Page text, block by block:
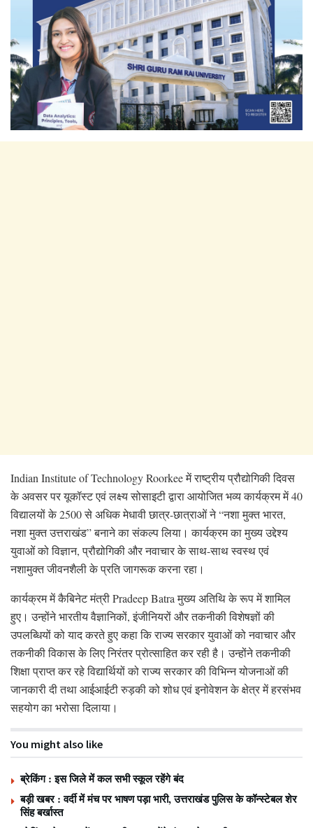
Indian Institute of Technology Roorkee में राष्ट्रीय प्रौद्योगिकी दिवस
के अवसर पर यूकॉस्ट एवं लक्ष्य सोसाइटी द्वारा आयोजित भव्य कार्यक्रम में 40
विद्यालयों के 2500 से अधिक मेधावी छात्र-छात्राओं ने “नशा मुक्त भारत,
नशा मुक्त उत्तराखंड” बनाने का संकल्प लिया। कार्यक्रम का मुख्य उद्देश्य
युवाओं को विज्ञान, प्रौद्योगिकी और नवाचार के साथ-साथ स्वस्थ एवं
नशामुक्त जीवनशैली के प्रति जागरूक करना रहा।
कार्यक्रम में कैबिनेट मंत्री Pradeep Batra मुख्य अतिथि के रूप में शामिल
हुए। उन्होंने भारतीय वैज्ञानिकों, इंजीनियरों और तकनीकी विशेषज्ञों की
उपलब्धियों को याद करते हुए कहा कि राज्य सरकार युवाओं को नवाचार और
तकनीकी विकास के लिए निरंतर प्रोत्साहित कर रही है। उन्होंने तकनीकी
शिक्षा प्राप्त कर रहे विद्यार्थियों को राज्य सरकार की विभिन्न योजनाओं की
जानकारी दी तथा आईआईटी रुड़की को शोध एवं इनोवेशन के क्षेत्र में हरसंभव
सहयोग का भरोसा दिलाया।
You might also like
ब्रेकिंग : इस जिले में कल सभी स्कूल रहेंगे बंद
बड़ी खबर : वर्दी में मंच पर भाषण पड़ा भारी, उत्तराखंड पुलिस के कॉन्स्टेबल शेर
सिंह बर्खास्त